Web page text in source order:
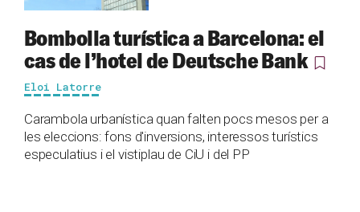
Bombolla turística a Barcelona: el
cas de l’hotel de Deutsche Bank
Eloi Latorre
Carambola urbanística quan falten pocs mesos per a
les eleccions: fons d'inversions, interessos turístics
especulatius i el vistiplau de CiU i del PP